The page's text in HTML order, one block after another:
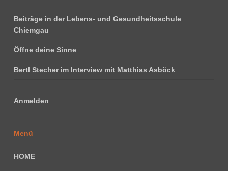
Beiträge in der Lebens- und Gesundheitsschule
Chiemgau
Öffne deine Sinne
Bertl Stecher im Interview mit Matthias Asböck
Anmelden
Menü
HOME